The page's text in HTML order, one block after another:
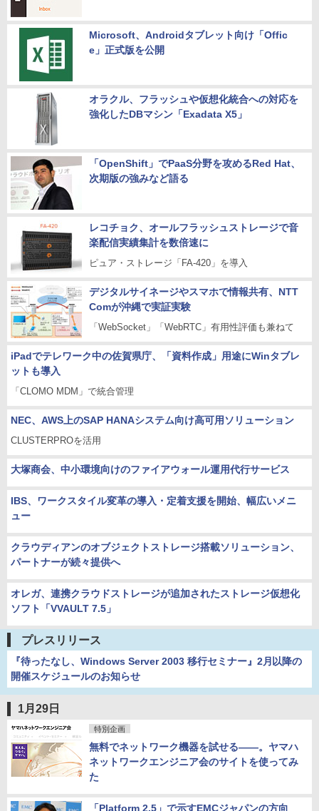
Microsoft、Androidタブレット向け「Offic
e」正式版を公開
オラクル、フラッシュや仮想化統合への対応を
強化したDBマシン「Exadata X5」
「OpenShift」でPaaS分野を攻めるRed Hat、
次期版の強みなど語る
レコチョク、オールフラッシュストレージで音
楽配信実績集計を数倍速に
ピュア・ストレージ「FA-420」を導入
デジタルサイネージやスマホで情報共有、NTT
Comが沖縄で実証実験
「WebSocket」「WebRTC」有用性評価も兼ねて
iPadでテレワーク中の佐賀県庁、「資料作成」用途にWinタブレ
ットも導入
「CLOMO MDM」で統合管理
NEC、AWS上のSAP HANAシステム向け高可用ソリューション
CLUSTERPROを活用
大塚商会、中小環境向けのファイアウォール運用代行サービス
IBS、ワークスタイル変革の導入・定着支援を開始、幅広いメニ
ュー
クラウディアンのオブジェクトストレージ搭載ソリューション、
パートナーが続々提供へ
オレガ、連携クラウドストレージが追加されたストレージ仮想化
ソフト「VVAULT 7.5」
プレスリリース
『待ったなし、Windows Server 2003 移行セミナー』2月以降の
開催スケジュールのお知らせ
1月29日
特別企画
無料でネットワーク機器を試せる――。ヤマハ
ネットワークエンジニア会のサイトを使ってみ
た
「Platform 2.5」で示すEMCジャパンの方向